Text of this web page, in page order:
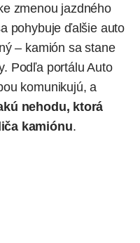
zmenou jazdného
pohybuje ďalšie auto
– kamión sa stane
Podľa portálu Auto
komunikujú, a
nehodu, ktorá
kamiónu.